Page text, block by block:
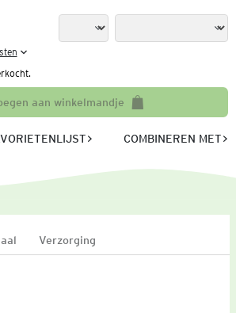
aan winkelmandje
COMBINEREN MET
Verzorging